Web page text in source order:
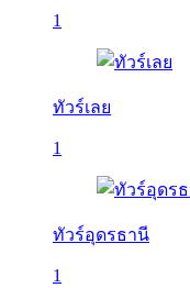
1
ทัวร์เลย
1
ทัวร์อุดรธานี
1